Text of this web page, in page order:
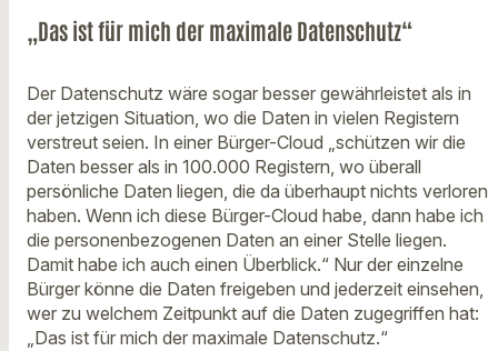
„Das ist für mich der maximale Datenschutz“
Der Datenschutz wäre sogar besser gewährleistet als in
der jetzigen Situation, wo die Daten in vielen Registern
verstreut seien. In einer Bürger-Cloud „schützen wir die
Daten besser als in 100.000 Registern, wo überall
persönliche Daten liegen, die da überhaupt nichts verloren
haben. Wenn ich diese Bürger-Cloud habe, dann habe ich
die personenbezogenen Daten an einer Stelle liegen.
Damit habe ich auch einen Überblick.“ Nur der einzelne
Bürger könne die Daten freigeben und jederzeit einsehen,
wer zu welchem Zeitpunkt auf die Daten zugegriffen hat:
„Das ist für mich der maximale Datenschutz.“